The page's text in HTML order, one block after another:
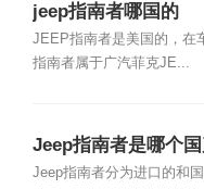
jeep指南者哪国的
JEEP指南者是美国的，在
指南者属于广汽菲克JE...
Jeep指南者是哪个
Jeep指南者分为进口的和